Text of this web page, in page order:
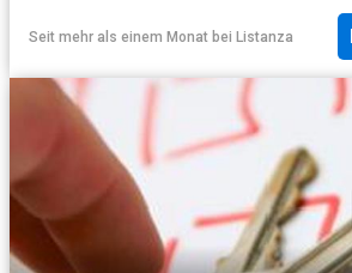
Seit mehr als einem Monat bei Listanza